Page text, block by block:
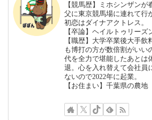
【競馬歴】ミホシンザンが
父に東京競馬場に連れて行
初恋はダイナアクトレス。
【卒論】ヘイルトゥリーズ
【職歴】大学卒業後大手
も博打の方が数倍割がいい
代を全力で堪能したあとは
退。心を入れ替えて会社員
ないので2022年に起業。
【お住まい】千葉県の農地